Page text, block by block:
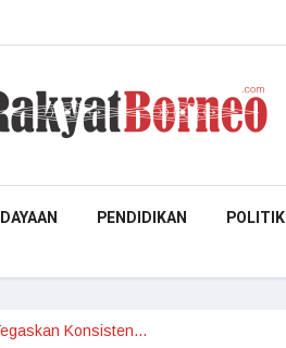
PENDIDIKAN POLITIK
Konsisten…